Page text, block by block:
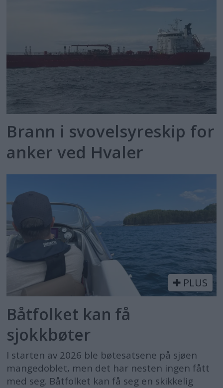
Brann i svovelsyreskip for
anker ved Hvaler
PLUS
Båtfolket kan få
sjokkbøter
I starten av 2026 ble bøtesatsene på sjøen
mangedoblet, men det har nesten ingen fått
med seg. Båtfolket kan få seg en skikkelig